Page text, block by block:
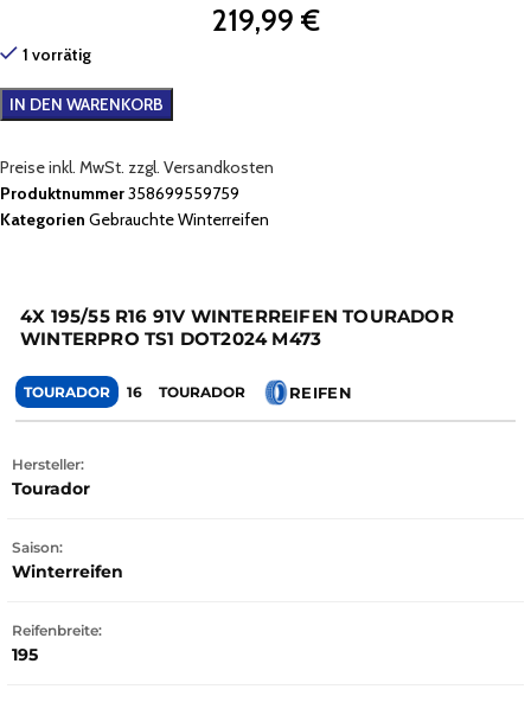
219,99 €
1 vorrätig
IN DEN WARENKORB
Preise inkl. MwSt. zzgl. Versandkosten
Produktnummer358699559759
Kategorien Gebrauchte Winterreifen
4X 195/55 R16 91V WINTERREIFEN TOURADOR
WINTERPRO TS1 DOT2024 M473
TOURADOR 16 TOURADOR REIFEN
Hersteller:
Tourador
Saison:
Winterreifen
Reifenbreite:
195